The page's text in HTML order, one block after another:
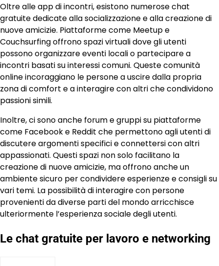
Oltre alle app di incontri, esistono numerose chat
gratuite dedicate alla socializzazione e alla creazione di
nuove amicizie. Piattaforme come Meetup e
Couchsurfing offrono spazi virtuali dove gli utenti
possono organizzare eventi locali o partecipare a
incontri basati su interessi comuni. Queste comunità
online incoraggiano le persone a uscire dalla propria
zona di comfort e a interagire con altri che condividono
passioni simili.
Inoltre, ci sono anche forum e gruppi su piattaforme
come Facebook e Reddit che permettono agli utenti di
discutere argomenti specifici e connettersi con altri
appassionati. Questi spazi non solo facilitano la
creazione di nuove amicizie, ma offrono anche un
ambiente sicuro per condividere esperienze e consigli su
vari temi. La possibilità di interagire con persone
provenienti da diverse parti del mondo arricchisce
ulteriormente l’esperienza sociale degli utenti.
Le chat gratuite per lavoro e networking